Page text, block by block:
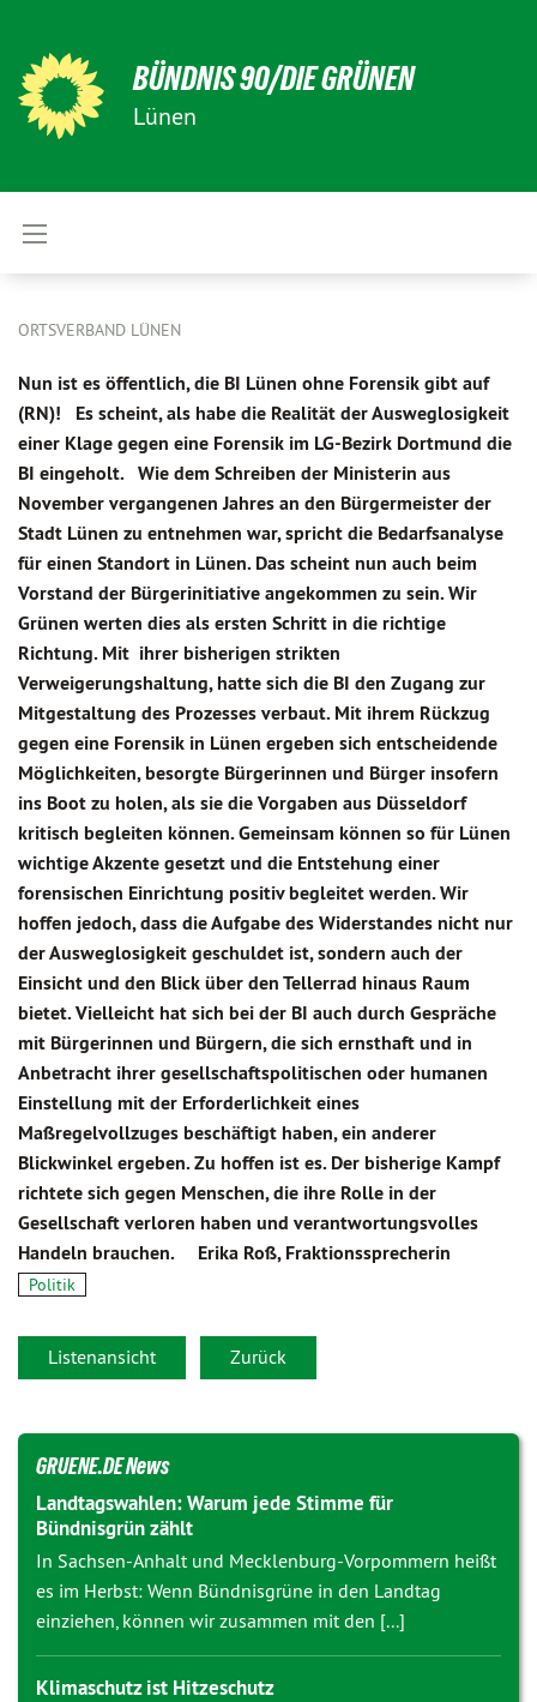
BÜNDNIS 90/DIE GRÜNEN
Lünen
ORTSVERBAND LÜNEN
Nun ist es öffentlich, die BI Lünen ohne Forensik gibt auf
(RN)! Es scheint, als habe die Realität der Ausweglosigkeit
einer Klage gegen eine Forensik im LG-Bezirk Dortmund die
BI eingeholt. Wie dem Schreiben der Ministerin aus
November vergangenen Jahres an den Bürgermeister der
Stadt Lünen zu entnehmen war, spricht die Bedarfsanalyse
für einen Standort in Lünen. Das scheint nun auch beim
Vorstand der Bürgerinitiative angekommen zu sein. Wir
Grünen werten dies als ersten Schritt in die richtige
Richtung. Mit ihrer bisherigen strikten
Verweigerungshaltung, hatte sich die BI den Zugang zur
Mitgestaltung des Prozesses verbaut. Mit ihrem Rückzug
gegen eine Forensik in Lünen ergeben sich entscheidende
Möglichkeiten, besorgte Bürgerinnen und Bürger insofern
ins Boot zu holen, als sie die Vorgaben aus Düsseldorf
kritisch begleiten können. Gemeinsam können so für Lünen
wichtige Akzente gesetzt und die Entstehung einer
forensischen Einrichtung positiv begleitet werden. Wir
hoffen jedoch, dass die Aufgabe des Widerstandes nicht nur
der Ausweglosigkeit geschuldet ist, sondern auch der
Einsicht und den Blick über den Tellerrad hinaus Raum
bietet. Vielleicht hat sich bei der BI auch durch Gespräche
mit Bürgerinnen und Bürgern, die sich ernsthaft und in
Anbetracht ihrer gesellschaftspolitischen oder humanen
Einstellung mit der Erforderlichkeit eines
Maßregelvollzuges beschäftigt haben, ein anderer
Blickwinkel ergeben. Zu hoffen ist es. Der bisherige Kampf
richtete sich gegen Menschen, die ihre Rolle in der
Gesellschaft verloren haben und verantwortungsvolles
Handeln brauchen. Erika Roß, Fraktionssprecherin
Politik
Listenansicht Zurück
GRUENE.DE News
Landtagswahlen: Warum jede Stimme für
Bündnisgrün zählt
In Sachsen-Anhalt und Mecklenburg-Vorpommern heißt
es im Herbst: Wenn Bündnisgrüne in den Landtag
einziehen, können wir zusammen mit den [...]
Klimaschutz ist Hitzeschutz